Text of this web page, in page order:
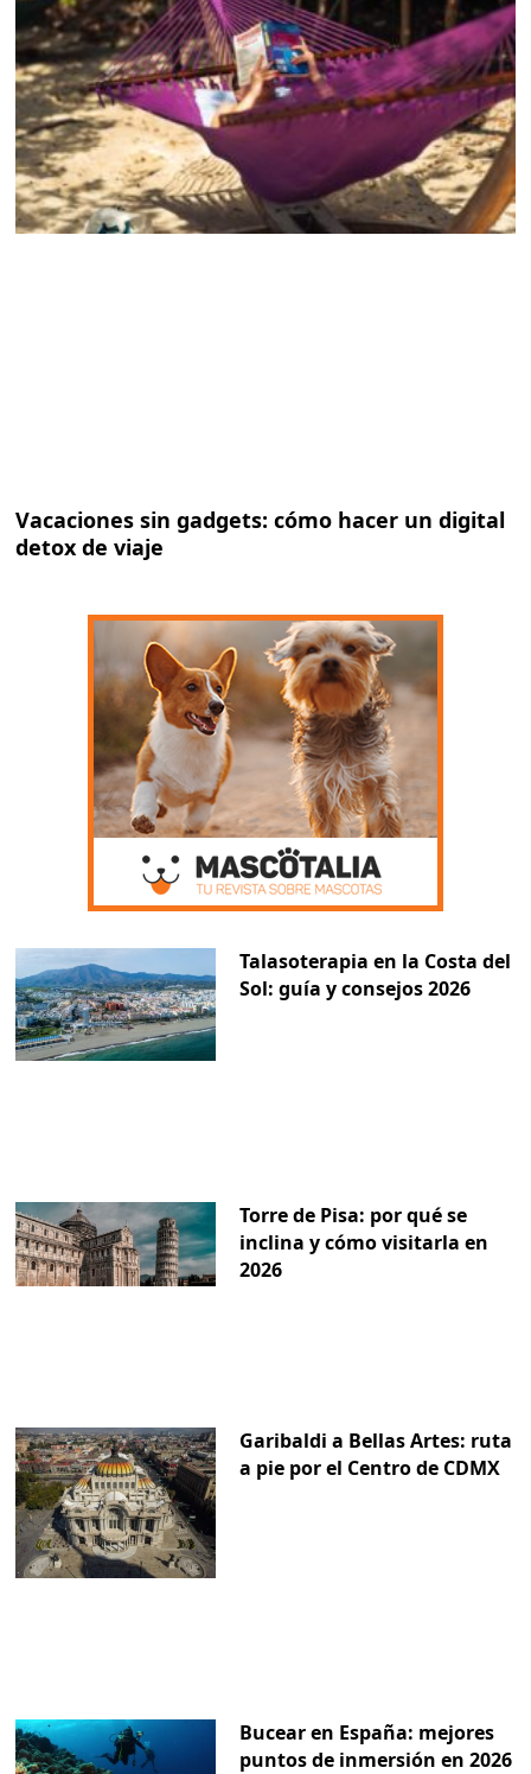
Vacaciones sin gadgets: cómo hacer un digital
detox de viaje
Talasoterapia en la Costa del
Sol: guía y consejos 2026
Torre de Pisa: por qué se
inclina y cómo visitarla en
2026
Garibaldi a Bellas Artes: ruta
a pie por el Centro de CDMX
Bucear en España: mejores
puntos de inmersión en 2026